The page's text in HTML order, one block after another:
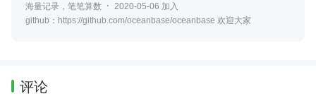
海量记录，笔笔算数
2020-05-06 加入
github：https://github.com/oceanbase/oceanbase 欢迎大家
评论